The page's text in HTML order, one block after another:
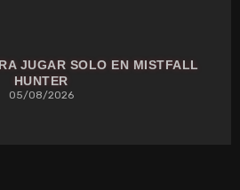
JUGAR SOLO EN MISTFALL
HUNTER
05/08/2026